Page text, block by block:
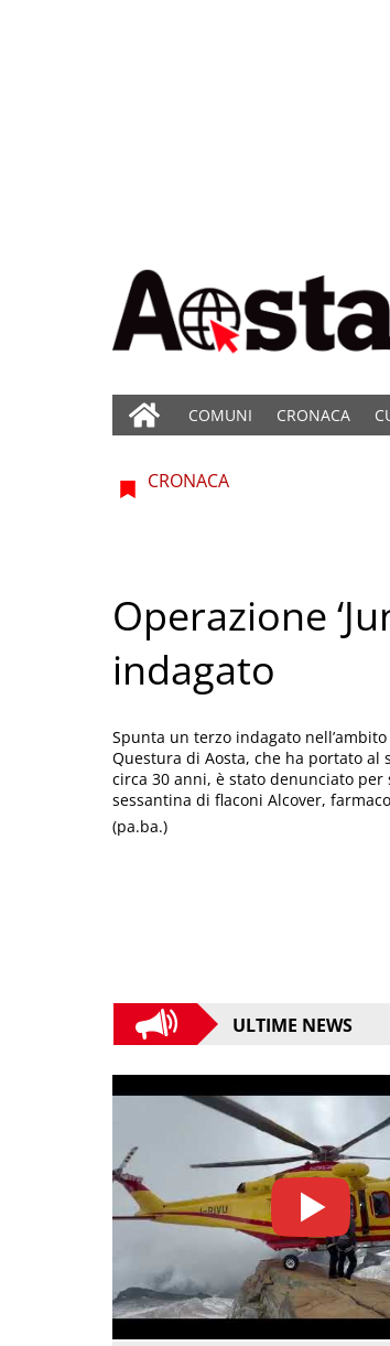
COMUNI CRONACA
CRONACA
Operazione
indagato
Spunta un terzo indagato nell’ambito
Questura di Aosta, che ha portato
circa 30 anni, è stato denunciato
sessantina di flaconi Alcover,
(pa.ba.)
ULTIME NEWS